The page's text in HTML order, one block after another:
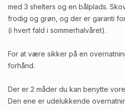
med 3 shelters og en bålplads.
frodig og grøn, og der er garanti
(i hvert fald i sommerhalvåret).
For at være sikker på en
forhånd.
Der er 2 måder du kan benytte
Den ene er udelukkende